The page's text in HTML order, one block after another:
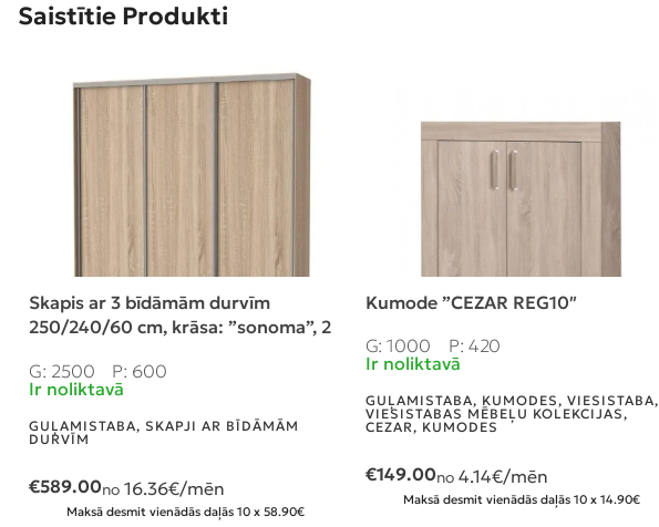
Saistītie Produkti
Skapis ar 3 bīdāmām durvīm
250/240/60 cm, krāsa: ”sonoma”, 2
G: 2500
P: 600
Ir noliktavā
GUĻAMISTABA, SKAPJI AR BĪDĀMĀM
DURVĪM
€589.00no 16.36€/mēn
Maksā desmit vienādās daļās 10 x 58.90€
Kumode ”CEZAR REG10″
G: 1000
P: 420
Ir noliktavā
GUĻAMISTABA, KUMODES, VIESISTABA,
VIESISTABAS MĒBEĻU KOLEKCIJAS,
CEZAR, KUMODES
€149.00no 4.14€/mēn
Maksā desmit vienādās daļās 10 x 14.90€